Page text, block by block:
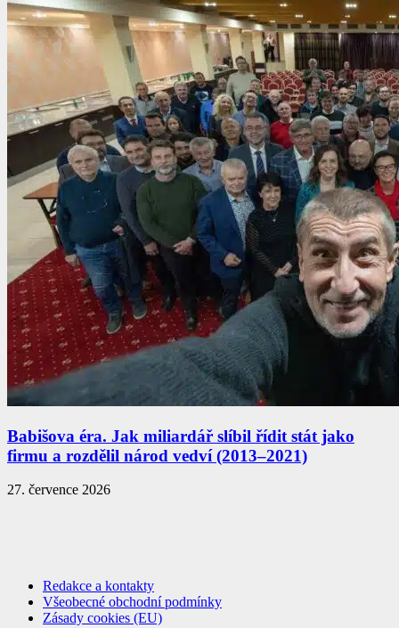
Babišova éra. Jak miliardář slíbil řídit stát jako
firmu a rozdělil národ vedví (2013–2021)
27. července 2026
Redakce a kontakty
Všeobecné obchodní podmínky
Zásady cookies (EU)